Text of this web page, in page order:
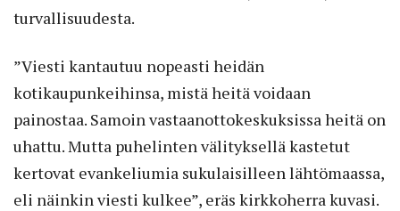
turvallisuudesta.
”Viesti kantautuu nopeasti heidän
kotikaupunkeihinsa, mistä heitä voidaan
painostaa. Samoin vastaanottokeskuksissa heitä on
uhattu. Mutta puhelinten välityksellä kastetut
kertovat evankeliumia sukulaisilleen lähtömaassa,
eli näinkin viesti kulkee”, eräs kirkkoherra kuvasi.